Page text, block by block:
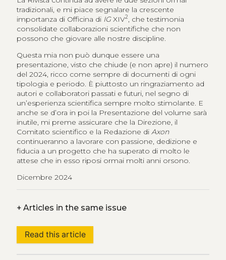
tradizionali, e mi piace segnalare la crescente
importanza di Officina di IGXIV2, che testimonia
consolidate collaborazioni scientifiche che non
possono che giovare alle nostre discipline.
Questa mia non può dunque essere una
presentazione, visto che chiude (e non apre) il numero
del 2024, ricco come sempre di documenti di ogni
tipologia e periodo. È piuttosto un ringraziamento ad
autori e collaboratori passati e futuri, nel segno di
un’esperienza scientifica sempre molto stimolante. E
anche se d’ora in poi la Presentazione del volume sarà
inutile, mi preme assicurare che la Direzione, il
Comitato scientifico e la Redazione di Axon
continueranno a lavorare con passione, dedizione e
fiducia a un progetto che ha superato di molto le
attese che in esso riposi ormai molti anni orsono.
Dicembre 2024
+Articles in the same issue
Read this article